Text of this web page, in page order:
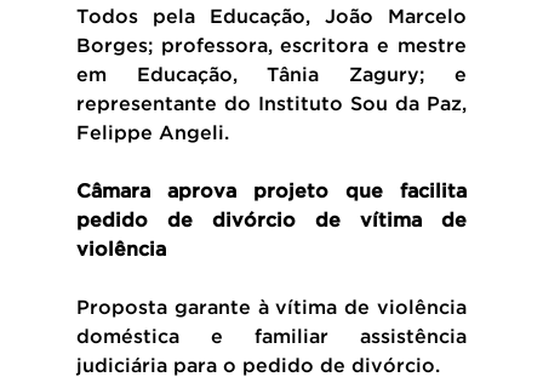
Todos pela Educação, João Marcelo
Borges; professora, escritora e mestre
em Educação, Tânia Zagury; e
representante do Instituto Sou da Paz,
Felippe Angeli.
Câmara aprova projeto que facilita
pedido de divórcio de vítima de
violência
Proposta garante à vítima de violência
doméstica e familiar assistência
judiciária para o pedido de divórcio.